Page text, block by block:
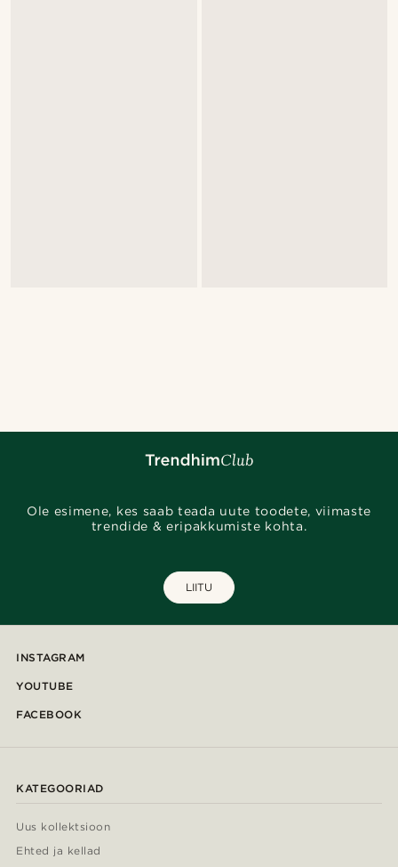
Ole esimene, kes saab teada uute toodete, viimaste
trendide & eripakkumiste kohta.
LIITU
INSTAGRAM
YOUTUBE
FACEBOOK
KATEGOORIAD
Uus kollektsioon
Ehted ja kellad